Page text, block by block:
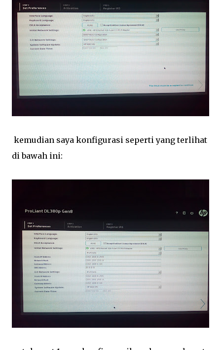
kemudian saya konfigurasi seperti yang terlihat
di bawah ini: